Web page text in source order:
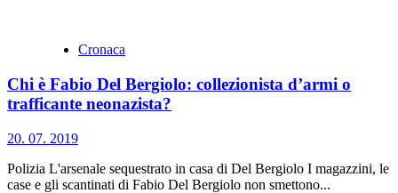
Cronaca
Chi è Fabio Del Bergiolo: collezionista d’armi o
trafficante neonazista?
20. 07. 2019
Polizia L'arsenale sequestrato in casa di Del Bergiolo I magazzini, le
case e gli scantinati di Fabio Del Bergiolo non smettono...